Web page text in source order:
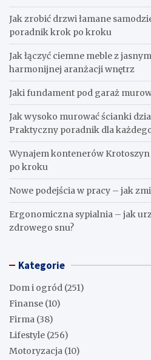
Jak zrobić drzwi łamane
poradnik krok po kroku
Jak łączyć ciemne meble z
harmonijnej aranżacji wnętrz
Jaki fundament pod garaż
Jak wysoko murować ścianki
Praktyczny poradnik dla
Wynajem kontenerów
po kroku
Nowe podejścia w pracy – jak
Ergonomiczna sypialnia – jak
zdrowego snu?
Kategorie
Dom i ogród (251)
Finanse (10)
Firma (38)
Lifestyle (256)
Motoryzacja (10)